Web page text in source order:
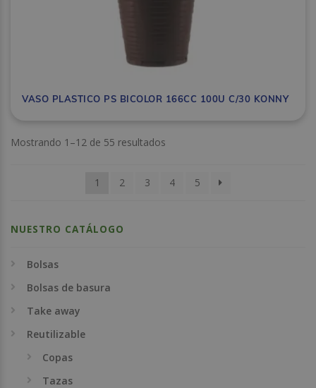
VASO PLASTICO PS BICOLOR 166CC 100U C/30 KONNY
Mostrando 1–12 de 55 resultados
1 2 3 4 5
NUESTRO CATÁLOGO
Bolsas
Bolsas de basura
Take away
Reutilizable
Copas
Tazas